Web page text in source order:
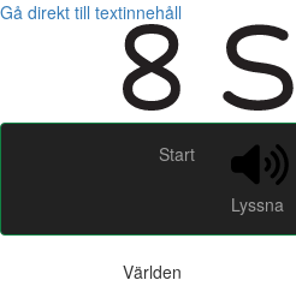
Gå direkt till textinnehåll
Start
Lyssna
Världen